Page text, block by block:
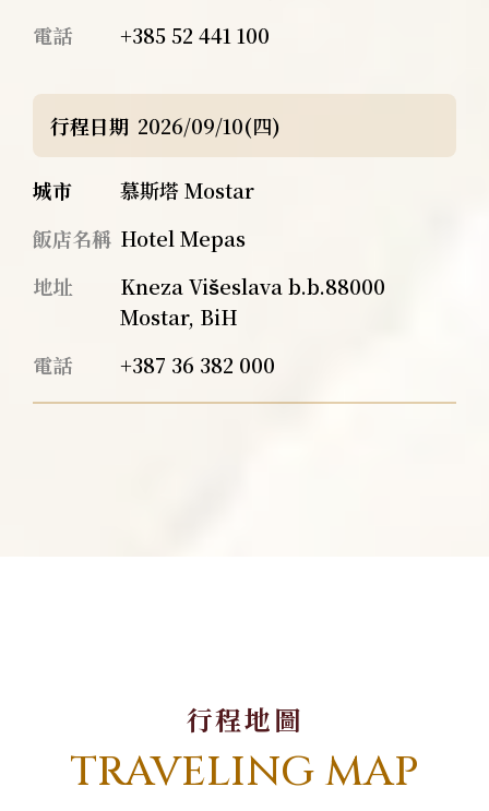
電話
+385 52 441 100
行程日期 2026/09/10(四)
城市
慕斯塔 Mostar
飯店名稱 Hotel Mepas
地址
Kneza Višeslava b.b.88000
Mostar, BiH
電話
+387 36 382 000
行程地圖
TRAVELING MAP